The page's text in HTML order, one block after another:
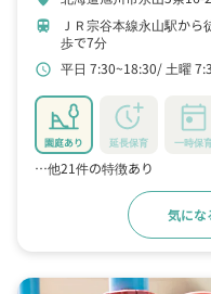
train ＪＲ宗谷本線永山駅から
歩で7分
schedule 平日 7:30~18:30 土曜
園庭あり 延長保育 一時保
…他21件の特徴あり
気にな